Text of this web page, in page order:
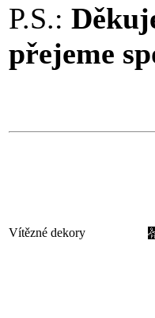
P.S.:
přejeme
Vítězné dekory